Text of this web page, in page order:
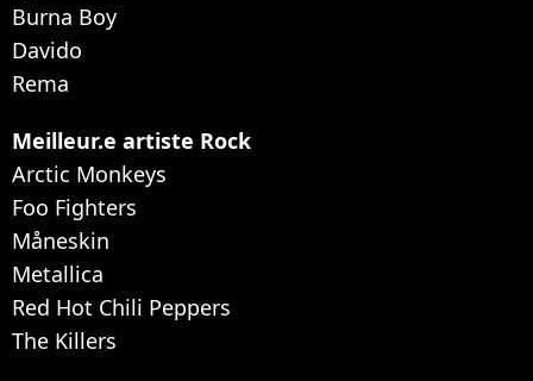
Burna Boy
Davido
Rema
Meilleur.e artiste Rock
Arctic Monkeys
Foo Fighters
Måneskin
Metallica
Red Hot Chili Peppers
The Killers